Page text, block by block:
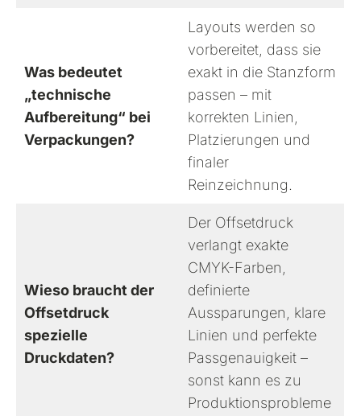
Was bedeutet
„technische
Aufbereitung“ bei
Verpackungen?
Layouts werden so
vorbereitet, dass sie
exakt in die Stanzform
passen – mit
korrekten Linien,
Platzierungen und
finaler
Reinzeichnung.
Wieso braucht der
Offsetdruck
spezielle
Druckdaten?
Der Offsetdruck
verlangt exakte
CMYK-Farben,
definierte
Aussparungen, klare
Linien und perfekte
Passgenauigkeit –
sonst kann es zu
Produktionsprobleme